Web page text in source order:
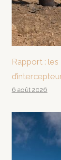
Rapport : les
6 août 2026